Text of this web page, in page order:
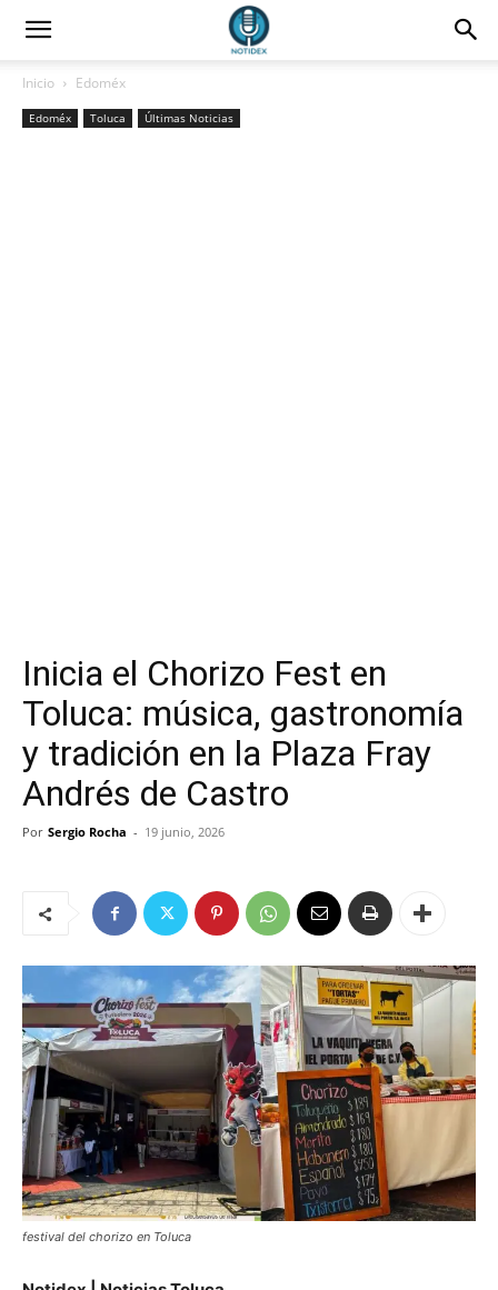
Inicio Edoméx
Edoméx Toluca Últimas Noticias
Inicia el Chorizo Fest en
Toluca: música, gastronomía
y tradición en la Plaza Fray
Andrés de Castro
Por Sergio Rocha - 19 junio, 2026
festival del chorizo en Toluca